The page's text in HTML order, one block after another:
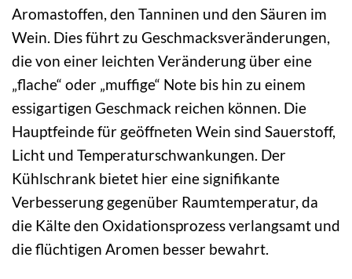
Aromastoffen, den Tanninen und den Säuren im
Wein. Dies führt zu Geschmacksveränderungen,
die von einer leichten Veränderung über eine
„flache“ oder „muffige“ Note bis hin zu einem
essigartigen Geschmack reichen können. Die
Hauptfeinde für geöffneten Wein sind Sauerstoff,
Licht und Temperaturschwankungen. Der
Kühlschrank bietet hier eine signifikante
Verbesserung gegenüber Raumtemperatur, da
die Kälte den Oxidationsprozess verlangsamt und
die flüchtigen Aromen besser bewahrt.